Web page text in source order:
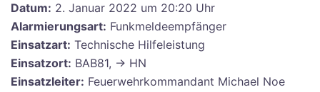
Datum: 2. Januar 2022 um 20:20 Uhr
Alarmierungsart: Funkmeldeempfänger
Einsatzart: Technische Hilfeleistung
Einsatzort: BAB81, -> HN
Einsatzleiter: Feuerwehrkommandant Michael Noe